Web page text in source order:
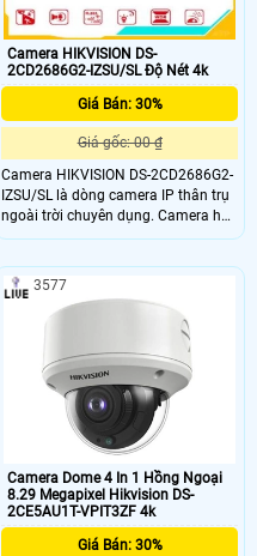
Camera HIKVISION DS-
2CD2686G2-IZSU/SL Độ Nét 4k
Giá Bán: 30%
Giá gốc: 00 ₫
Camera HIKVISION DS-2CD2686G2-
IZSU/SL là dòng camera IP thân trụ
ngoài trời chuyên dụng. Camera hỗ
trợ độ phân giải 8.0 megapxiel 3840
Camera Dome 4 In 1 Hồng Ngoại
8.29 Megapixel Hikvision DS-
2CE5AU1T-VPIT3ZF 4k
Giá Bán: 30%
3577